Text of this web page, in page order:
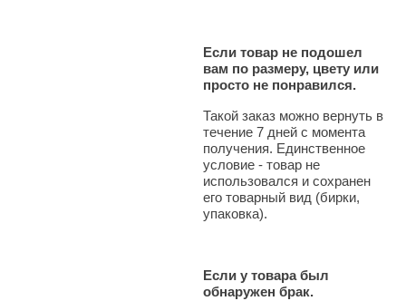
Если товар не подошел
вам по размеру, цвету или
просто не понравился.
Такой заказ можно вернуть в
течение 7 дней с момента
получения. Единственное
условие - товар не
использовался и сохранен
его товарный вид (бирки,
упаковка).
Если у товара был
обнаружен брак.